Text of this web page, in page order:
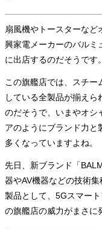
扇風機やトースターな
興家電メーカーのバルミ
に出店するのだそうです。
この旗艦店では、スチ
している全製品が揃え
のだそうで、いまやオシ
アのようにブランド力と
多くなっていますよね。
先日、新ブランド「
器やAV機器などの技術
製品として、5Gスマー
の旗艦店の威力がまさに